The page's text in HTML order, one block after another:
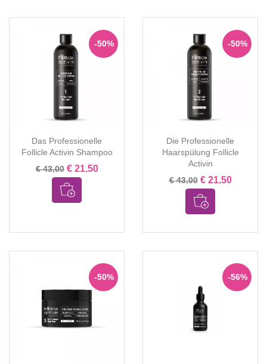
Das Professionelle
Follicle Activin Shampoo
€ 43,00 € 21,50
-50%
Die Professionelle
Haarspülung Follicle
Activin
€ 43,00 € 21,50
-50%
-50% -56%